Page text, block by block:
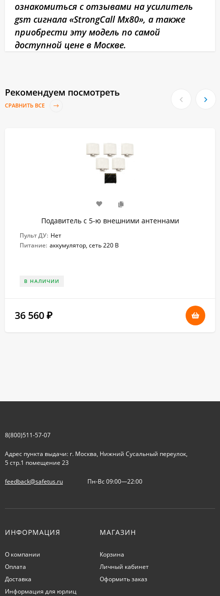
ознакомиться с отзывами на усилитель
gsm сигнала «StrongCall Mx80», а также
приобрести эту модель по самой
доступной цене в Москве.
Рекомендуем посмотреть
СРАВНИТЬ ВСЕ
Подавитель с 5-ю внешними антеннами
Пульт ДУ: Нет
Питание: аккумулятор, сеть 220 В
В НАЛИЧИИ
36 560 ₽
8(800)511-57-07
Адрес пункта выдачи: г. Москва, Нижний Сусальный переулок,
5 стр.1 помещение 23
feedback@safetus.ru Пн-Вс 09:00—22:00
ИНФОРМАЦИЯ
О компании
Оплата
Доставка
Информация для юрлиц
МАГАЗИН
Корзина
Личный кабинет
Оформить заказ